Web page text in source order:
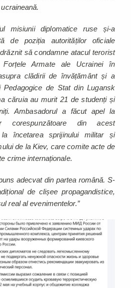
misiunii diplomatice ruse și-a
de poziția autorităților oficiale
să condamne atacul terorist
Armate ale Ucrainei în
clădirii de învățământ și a
Pedagogice de Stat din Lugansk
căruia au murit 21 de studenți și
Ambasadorul a făcut apel la
corespunzătoare din acest
încetarea sprijinului militar și
de la Kiev, care comite acte de
crime internaționale.
adecvat din partea română. S-
de clișee propagandistice,
real al evenimentelor.”